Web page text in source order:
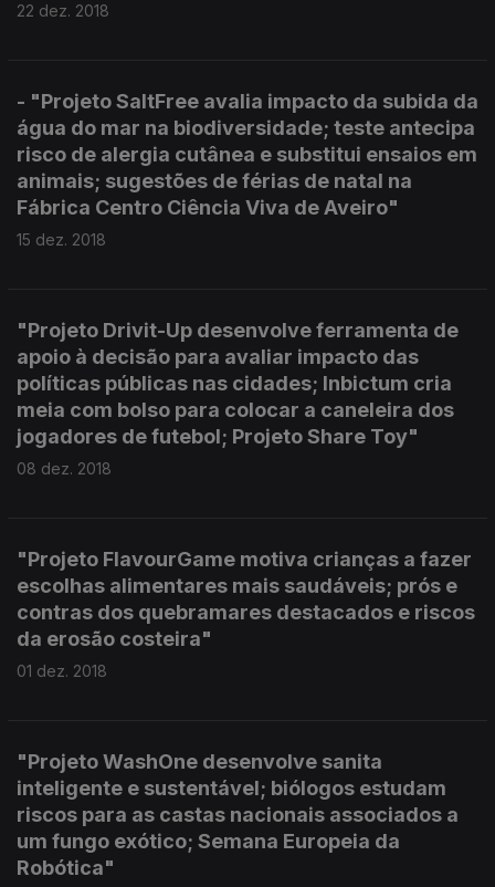
22 dez. 2018
- "Projeto SaltFree avalia impacto da subida da
água do mar na biodiversidade; teste antecipa
risco de alergia cutânea e substitui ensaios em
animais; sugestões de férias de natal na
Fábrica Centro Ciência Viva de Aveiro"
15 dez. 2018
"Projeto Drivit-Up desenvolve ferramenta de
apoio à decisão para avaliar impacto das
políticas públicas nas cidades; Inbictum cria
meia com bolso para colocar a caneleira dos
jogadores de futebol; Projeto Share Toy"
08 dez. 2018
"Projeto FlavourGame motiva crianças a fazer
escolhas alimentares mais saudáveis; prós e
contras dos quebramares destacados e riscos
da erosão costeira"
01 dez. 2018
"Projeto WashOne desenvolve sanita
inteligente e sustentável; biólogos estudam
riscos para as castas nacionais associados a
um fungo exótico; Semana Europeia da
Robótica"